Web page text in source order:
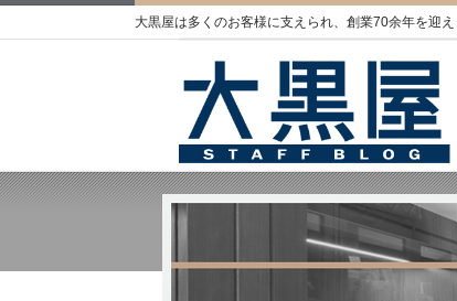
大黒屋は多くのお客様に支えられ、創業70余年を迎え